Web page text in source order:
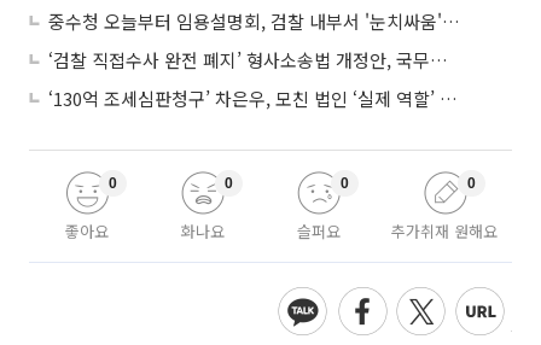
중수청 오늘부터 임용설명회, 검찰 내부서 '눈치싸움' 기류변화도
‘검찰 직접수사 완전 폐지’ 형사소송법 개정안, 국무회의 통과
‘130억 조세심판청구’ 차은우, 모친 법인 ‘실제 역할’ 다툴 듯
좋아요
0
화나요
0
슬퍼요
0
추가취재 원해요
0